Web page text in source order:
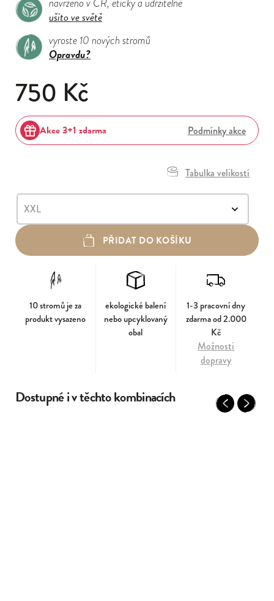
ušito ve světě
vyroste 10 nových stromů
Opravdu?
750 Kč
Tabulka velikostí
PŘIDAT DO KOŠÍKU
10 stromů je za
produkt vysazeno
ekologické balení
nebo upcyklovaný
obal
1-3 pracovní dny
zdarma od 2.000
Kč
Možnosti
dopravy
Akce 3+1 zdarma Podmínky akce
Dostupné i v těchto kombinacích PreviousNext